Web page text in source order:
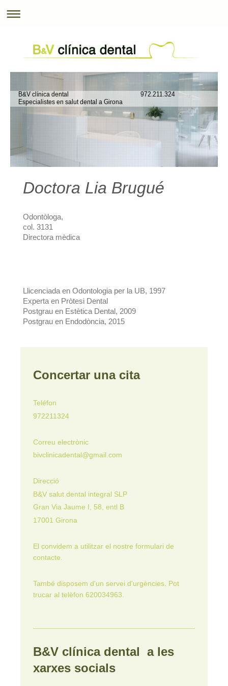
B&V clínica dental 972.211.324
Especialistes en salut dental a Girona
Doctora Lia Brugué
Odontòloga,
col. 3131
Directora mèdica
Llicenciada en Odontologia per la UB, 1997
Experta en Pròtesi Dental
Postgrau en Estètica Dental, 2009
Postgrau en Endodòncia, 2015
Concertar una cita
Teléfon
972211324
Correu electrònic
bivclinicadental@gmail.com
Direcció
B&V salut dental integral SLP
Gran Via Jaume I, 58, entl B
17001 Girona
El convidem a utilitzar el nostre formulari de
contacte.
També disposem d'un servei d'urgències. Pot
trucar al telèfon 620034963.
B&V clínica dental a les
xarxes socials